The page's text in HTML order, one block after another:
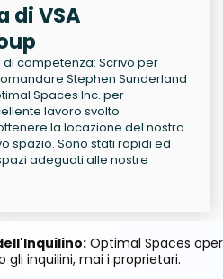
di VSA
di competenza: Scrivo per
Stephen Sunderland
Spaces Inc. per
lavoro svolto
la locazione del nostro
spazio. Sono stati rapidi ed
adeguati alle nostre
Optimal Spaces
gli inquilini, mai i proprietari.